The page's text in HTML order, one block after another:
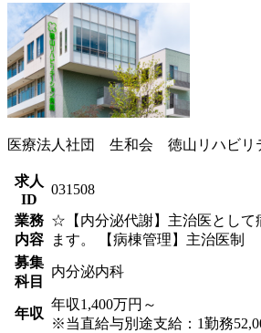
医療法人社団 生和会 徳山リハビリ
求人
ID
031508
業務
内容
☆【内分泌代謝】主治医として
ます。 【病棟管理】主治医制
募集
科目
内分泌内科
年収
年収1,400万円～
※当直給与別途支給：1勤務